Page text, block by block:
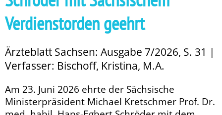
Verdienstorden geehrt
Ärzteblatt Sachsen: Ausgabe 7/2026, S. 31 |
Verfasser: Bischoff, Kristina, M.A.
Am 23. Juni 2026 ehrte der Sächsische
Ministerpräsident Michael Kretschmer Prof. Dr.